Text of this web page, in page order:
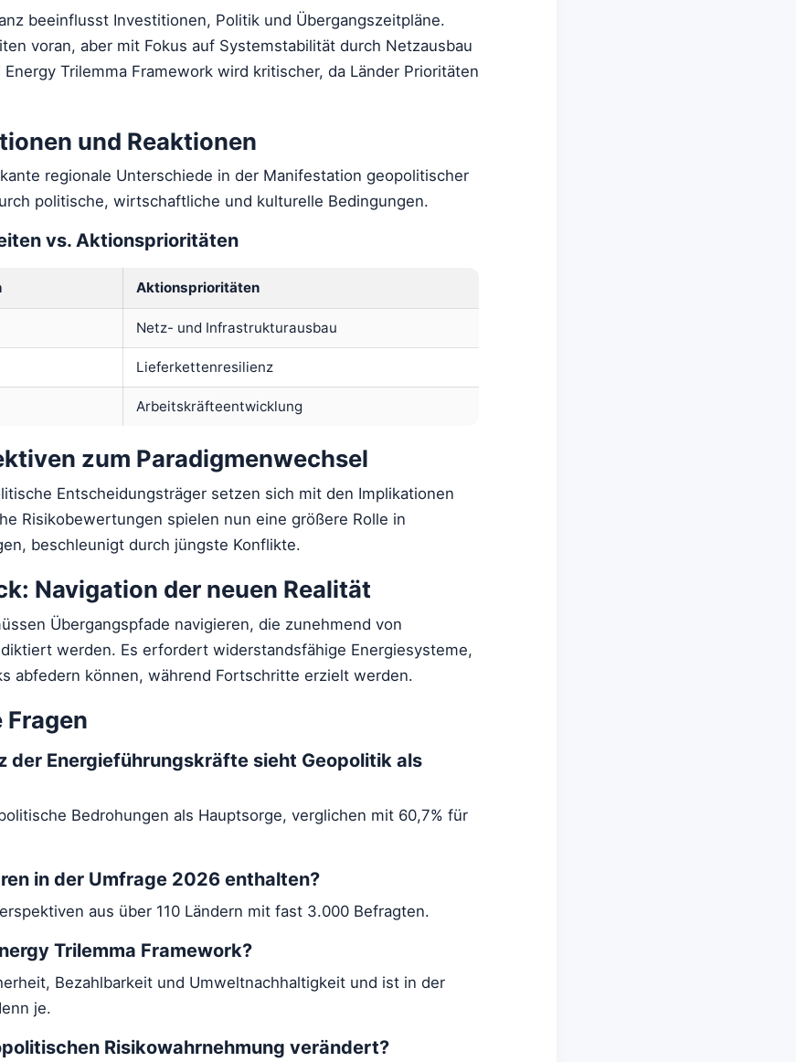
beeinflusst Investitionen, Politik und Übergangszeitpläne.
voran, aber mit Fokus auf Systemstabilität durch Netzausbau
Energy Trilemma Framework wird kritischer, da Länder Prioritäten
und Reaktionen
regionale Unterschiede in der Manifestation geopolitischer
politische, wirtschaftliche und kulturelle Bedingungen.
vs. Aktionsprioritäten
Aktionsprioritäten
Netz- und Infrastrukturausbau
Lieferkettenresilienz
Arbeitskräfteentwicklung
zum Paradigmenwechsel
Entscheidungsträger setzen sich mit den Implikationen
Risikobewertungen spielen nun eine größere Rolle in
beschleunigt durch jüngste Konflikte.
Navigation der neuen Realität
Übergangspfade navigieren, die zunehmend von
werden. Es erfordert widerstandsfähige Energiesysteme,
abfedern können, während Fortschritte erzielt werden.
der Energieführungskräfte sieht Geopolitik als
Bedrohungen als Hauptsorge, verglichen mit 60,7% für
in der Umfrage 2026 enthalten?
aus über 110 Ländern mit fast 3.000 Befragten.
Trilemma Framework?
Bezahlbarkeit und Umweltnachhaltigkeit und ist in der
je.
Risikowahrnehmung verändert?